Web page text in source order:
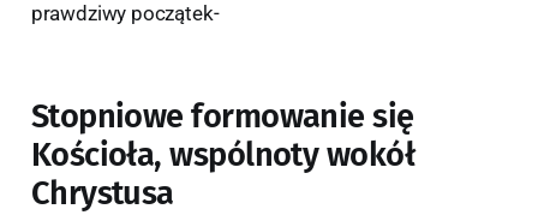
prawdziwy początek-
Stopniowe formowanie się
Kościoła, wspólnoty wokół
Chrystusa